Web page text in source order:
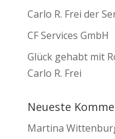
Carlo R. Frei der
CF Services GmbH
Glück gehabt mit
Carlo R. Frei
Neueste
Martina